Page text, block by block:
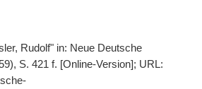
Rudolf" in: Neue Deutsche
S. 421 f. [Online-Version]; URL: